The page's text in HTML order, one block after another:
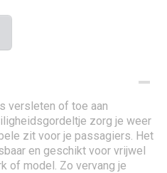
versleten of toe aan
zorg je weer
zit voor je passagiers. Het
en geschikt voor vrijwel
of model. Zo vervang je